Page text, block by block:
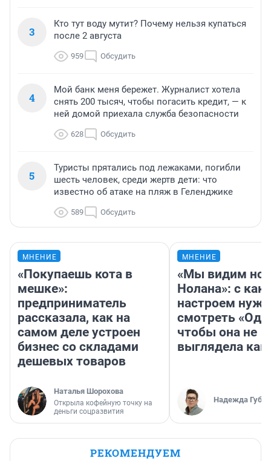
3
Кто тут воду мутит? Почему нельзя купаться
после 2 августа
959 Обсудить
4
Мой банк меня бережет. Журналист хотела
снять 200 тысяч, чтобы погасить кредит, — к
ней домой приехала служба безопасности
628 Обсудить
5
Туристы прятались под лежаками, погибли
шесть человек, среди жертв дети: что
известно об атаке на пляж в Геленджике
589 Обсудить
МНЕНИЕ
«Покупаешь кота в
мешке»:
предприниматель
рассказала, как на
самом деле устроен
бизнес со складами
дешевых товаров
Наталья Шорохова
Открыла кофейную точку на
деньги соцразвития
МНЕНИЕ
«Мы видим
Нолана»: с
настроем
смотреть
чтобы она не
выглядела как
Надежда
РЕКОМЕНДУЕМ